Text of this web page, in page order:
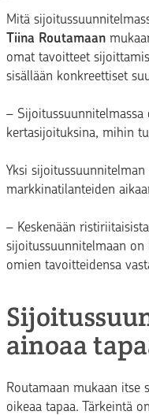
Mitä
Tiina Routamaan
omat tavoitteet
sisällään konkreettiset
–
kertasijoituksina, mihin
Yksi
markkinatilanteiden
– Keskenään
sijoitussuunnitelmaan
omien tavoitteidensa
ainoaa
Routamaan mukaan itse
oikeaa tapaa. Tärkeintä